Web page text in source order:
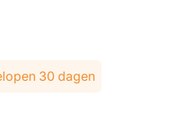
opties
30 dagen